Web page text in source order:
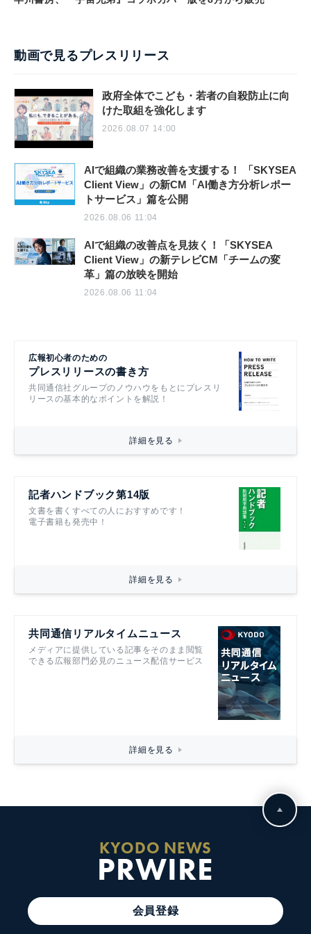
動画で見るプレスリリース
政府全体でこども・若者の自殺防止に向
けた取組を強化します
2026.08.07 14:00
AIで組織の業務改善を支援する！ 「SKYSEA
Client View」の新CM「AI働き方分析レポー
トサービス」篇を公開
2026.08.06 11:04
AIで組織の改善点を見抜く！「SKYSEA
Client View」の新テレビCM「チームの変
革」篇の放映を開始
2026.08.06 11:04
広報初心者のための
プレスリリースの書き方
共同通信社グループのノウハウをもとにプレスリ
リースの基本的なポイントを解説！
詳細を見る
記者ハンドブック第14版
文書を書くすべての人におすすめです！
電子書籍も発売中！
詳細を見る
共同通信リアルタイムニュース
メディアに提供している記事をそのまま閲覧
できる広報部門必見のニュース配信サービス
詳細を見る
KYODO NEWS
PRWIRE
会員登録